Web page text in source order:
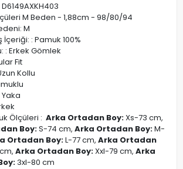
M Beden - 1,88cm - 98/80/94
M
: Pamuk 100%
: Erkek Gömlek
Fit
Kollu
Ölçüleri : Arka Ortadan Boy:Xs-73 cm,
Boy:S-74 cm, Arka Ortadan Boy:M-
Ortadan Boy:L-77 cm, Arka Ortadan
Arka Ortadan Boy:Xxl-79 cm, Arka
3xl-80 cm